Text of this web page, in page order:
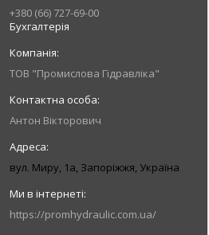
+380 (66) 727-69-00
Бухгалтерія
ТОВ "Промислова Гідравліка"
Антон Вікторович
вул. Миру, 1а, Запоріжжя, Україна
https://promhydraulic.com.ua/